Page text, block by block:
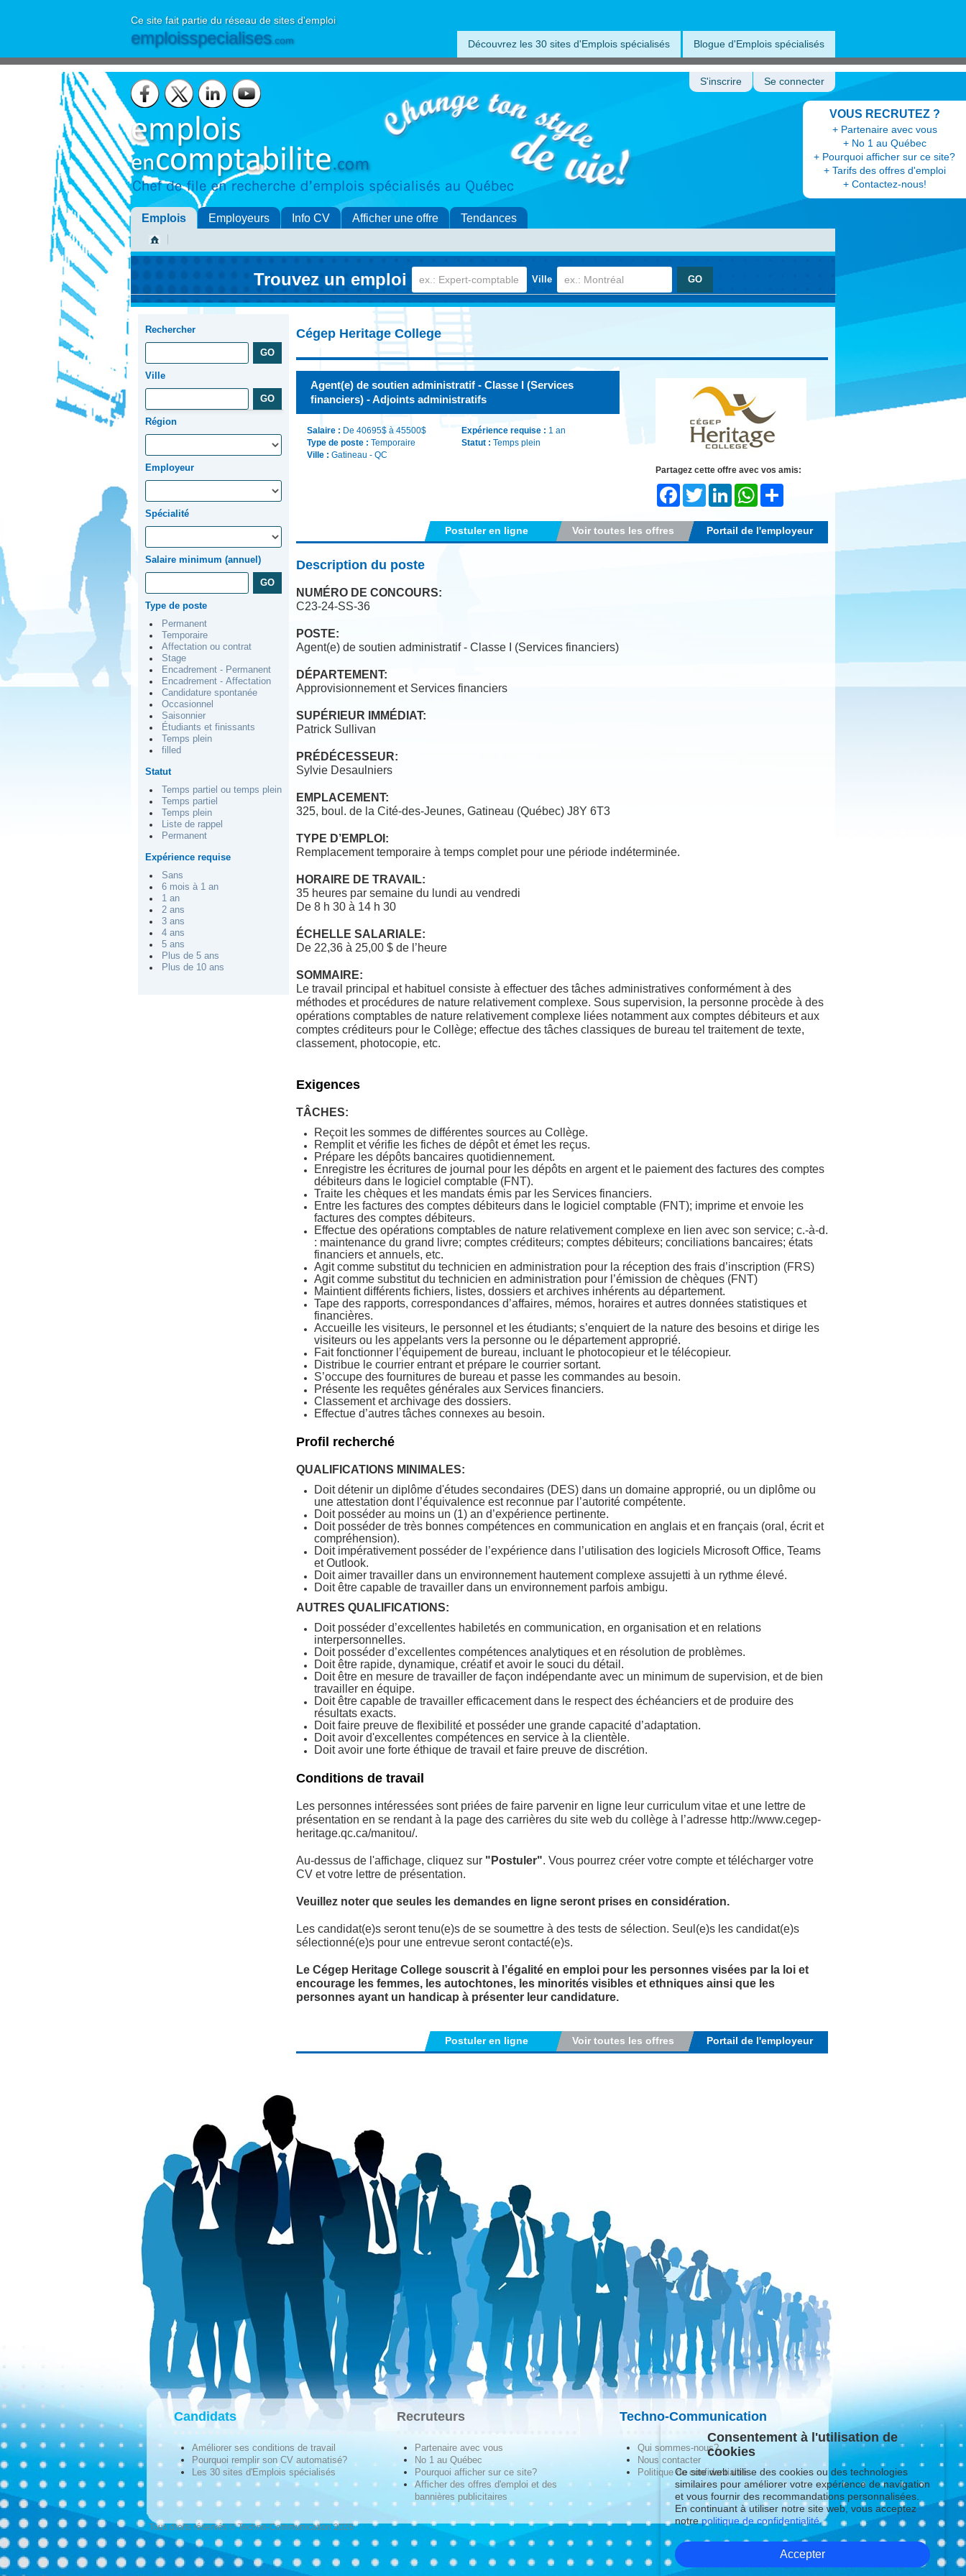
Ce site fait partie du réseau de sites d'emploi
emploisspecialises.com Découvrez les 30 sites d'Emplois spécialisés Blogue d'Emplois spécialisés
VOUS RECRUTEZ ?
+ Partenaire avec vous
+ No 1 au Québec
+ Pourquoi afficher sur ce site?
+ Tarifs des offres d'emploi
+ Contactez-nous!
S'inscrire Se connecter
Emplois Employeurs Info CV Afficher une offre Tendances
Trouvez un emploi Ville
Rechercher
Ville
Région
Employeur
Spécialité
Salaire minimum (annuel)
Type de poste
Permanent
Temporaire
Affectation ou contrat
Stage
Encadrement - Permanent
Encadrement - Affectation
Candidature spontanée
Occasionnel
Saisonnier
Étudiants et finissants
Temps plein
filled
Statut
Temps partiel ou temps plein
Temps partiel
Temps plein
Liste de rappel
Permanent
Expérience requise
Sans
6 mois à 1 an
1 an
2 ans
3 ans
4 ans
5 ans
Plus de 5 ans
Plus de 10 ans
Cégep Heritage College
Agent(e) de soutien administratif - Classe I (Services
financiers) - Adjoints administratifs
Salaire : De 40695$ à 45500$
Type de poste : Temporaire
Ville : Gatineau - QC
Expérience requise : 1 an
Statut : Temps plein
Partagez cette offre avec vos amis:
FacebookTwitter LinkedIn WhatsApp
Portail de l'employeur
Voir toutes les offres
Postuler en ligne
Description du poste
NUMÉRO DE CONCOURS:
C23-24-SS-36
POSTE:
Agent(e) de soutien administratif - Classe I (Services financiers)
DÉPARTEMENT:
Approvisionnement et Services financiers
SUPÉRIEUR IMMÉDIAT:
Patrick Sullivan
PRÉDÉCESSEUR:
Sylvie Desaulniers
EMPLACEMENT:
325, boul. de la Cité-des-Jeunes, Gatineau (Québec) J8Y 6T3
TYPE D’EMPLOI:
Remplacement temporaire à temps complet pour une période indéterminée.
HORAIRE DE TRAVAIL:
35 heures par semaine du lundi au vendredi
De 8 h 30 à 14 h 30
ÉCHELLE SALARIALE:
De 22,36 à 25,00 $ de l’heure
SOMMAIRE:
Le travail principal et habituel consiste à effectuer des tâches administratives conformément à des
méthodes et procédures de nature relativement complexe. Sous supervision, la personne procède à des
opérations comptables de nature relativement complexe liées notamment aux comptes débiteurs et aux
comptes créditeurs pour le Collège; effectue des tâches classiques de bureau tel traitement de texte,
classement, photocopie, etc.
Exigences
TÂCHES:
Reçoit les sommes de différentes sources au Collège.
Remplit et vérifie les fiches de dépôt et émet les reçus.
Prépare les dépôts bancaires quotidiennement.
Enregistre les écritures de journal pour les dépôts en argent et le paiement des factures des comptes
débiteurs dans le logiciel comptable (FNT).
Traite les chèques et les mandats émis par les Services financiers.
Entre les factures des comptes débiteurs dans le logiciel comptable (FNT); imprime et envoie les
factures des comptes débiteurs.
Effectue des opérations comptables de nature relativement complexe en lien avec son service; c.-à-d.
: maintenance du grand livre; comptes créditeurs; comptes débiteurs; conciliations bancaires; états
financiers et annuels, etc.
Agit comme substitut du technicien en administration pour la réception des frais d’inscription (FRS)
Agit comme substitut du technicien en administration pour l’émission de chèques (FNT)
Maintient différents fichiers, listes, dossiers et archives inhérents au département.
Tape des rapports, correspondances d’affaires, mémos, horaires et autres données statistiques et
financières.
Accueille les visiteurs, le personnel et les étudiants; s’enquiert de la nature des besoins et dirige les
visiteurs ou les appelants vers la personne ou le département approprié.
Fait fonctionner l’équipement de bureau, incluant le photocopieur et le télécopieur.
Distribue le courrier entrant et prépare le courrier sortant.
S’occupe des fournitures de bureau et passe les commandes au besoin.
Présente les requêtes générales aux Services financiers.
Classement et archivage des dossiers.
Effectue d’autres tâches connexes au besoin.
Profil recherché
QUALIFICATIONS MINIMALES:
Doit détenir un diplôme d'études secondaires (DES) dans un domaine approprié, ou un diplôme ou
une attestation dont l’équivalence est reconnue par l’autorité compétente.
Doit posséder au moins un (1) an d’expérience pertinente.
Doit posséder de très bonnes compétences en communication en anglais et en français (oral, écrit et
compréhension).
Doit impérativement posséder de l’expérience dans l’utilisation des logiciels Microsoft Office, Teams
et Outlook.
Doit aimer travailler dans un environnement hautement complexe assujetti à un rythme élevé.
Doit être capable de travailler dans un environnement parfois ambigu.
AUTRES QUALIFICATIONS:
Doit posséder d’excellentes habiletés en communication, en organisation et en relations
interpersonnelles.
Doit posséder d’excellentes compétences analytiques et en résolution de problèmes.
Doit être rapide, dynamique, créatif et avoir le souci du détail.
Doit être en mesure de travailler de façon indépendante avec un minimum de supervision, et de bien
travailler en équipe.
Doit être capable de travailler efficacement dans le respect des échéanciers et de produire des
résultats exacts.
Doit faire preuve de flexibilité et posséder une grande capacité d’adaptation.
Doit avoir d'excellentes compétences en service à la clientèle.
Doit avoir une forte éthique de travail et faire preuve de discrétion.
Conditions de travail
Les personnes intéressées sont priées de faire parvenir en ligne leur curriculum vitae et une lettre de
présentation en se rendant à la page des carrières du site web du collège à l’adresse http://www.cegep-
heritage.qc.ca/manitou/.
Au-dessus de l'affichage, cliquez sur "Postuler". Vous pourrez créer votre compte et télécharger votre
CV et votre lettre de présentation.
Veuillez noter que seules les demandes en ligne seront prises en considération.
Les candidat(e)s seront tenu(e)s de se soumettre à des tests de sélection. Seul(e)s les candidat(e)s
sélectionné(e)s pour une entrevue seront contacté(e)s.
Le Cégep Heritage College souscrit à l’égalité en emploi pour les personnes visées par la loi et
encourage les femmes, les autochtones, les minorités visibles et ethniques ainsi que les
personnes ayant un handicap à présenter leur candidature.
Portail de l'employeur
Voir toutes les offres
Postuler en ligne
Candidats
Améliorer ses conditions de travail
Pourquoi remplir son CV automatisé?
Les 30 sites d'Emplois spécialisés
Recruteurs
Partenaire avec vous
No 1 au Québec
Pourquoi afficher sur ce site?
Afficher des offres d'emploi et des
bannières publicitaires
Techno-Communication
Qui sommes-nous?
Nous contacter
Politique de confidentialité
Tous droits réservés © Techno-Communication 2026
Consentement à l'utilisation de
cookies
Ce site web utilise des cookies ou des technologies
similaires pour améliorer votre expérience de navigation
et vous fournir des recommandations personnalisées.
En continuant à utiliser notre site web, vous acceptez
notre politique de confidentialité.
Accepter